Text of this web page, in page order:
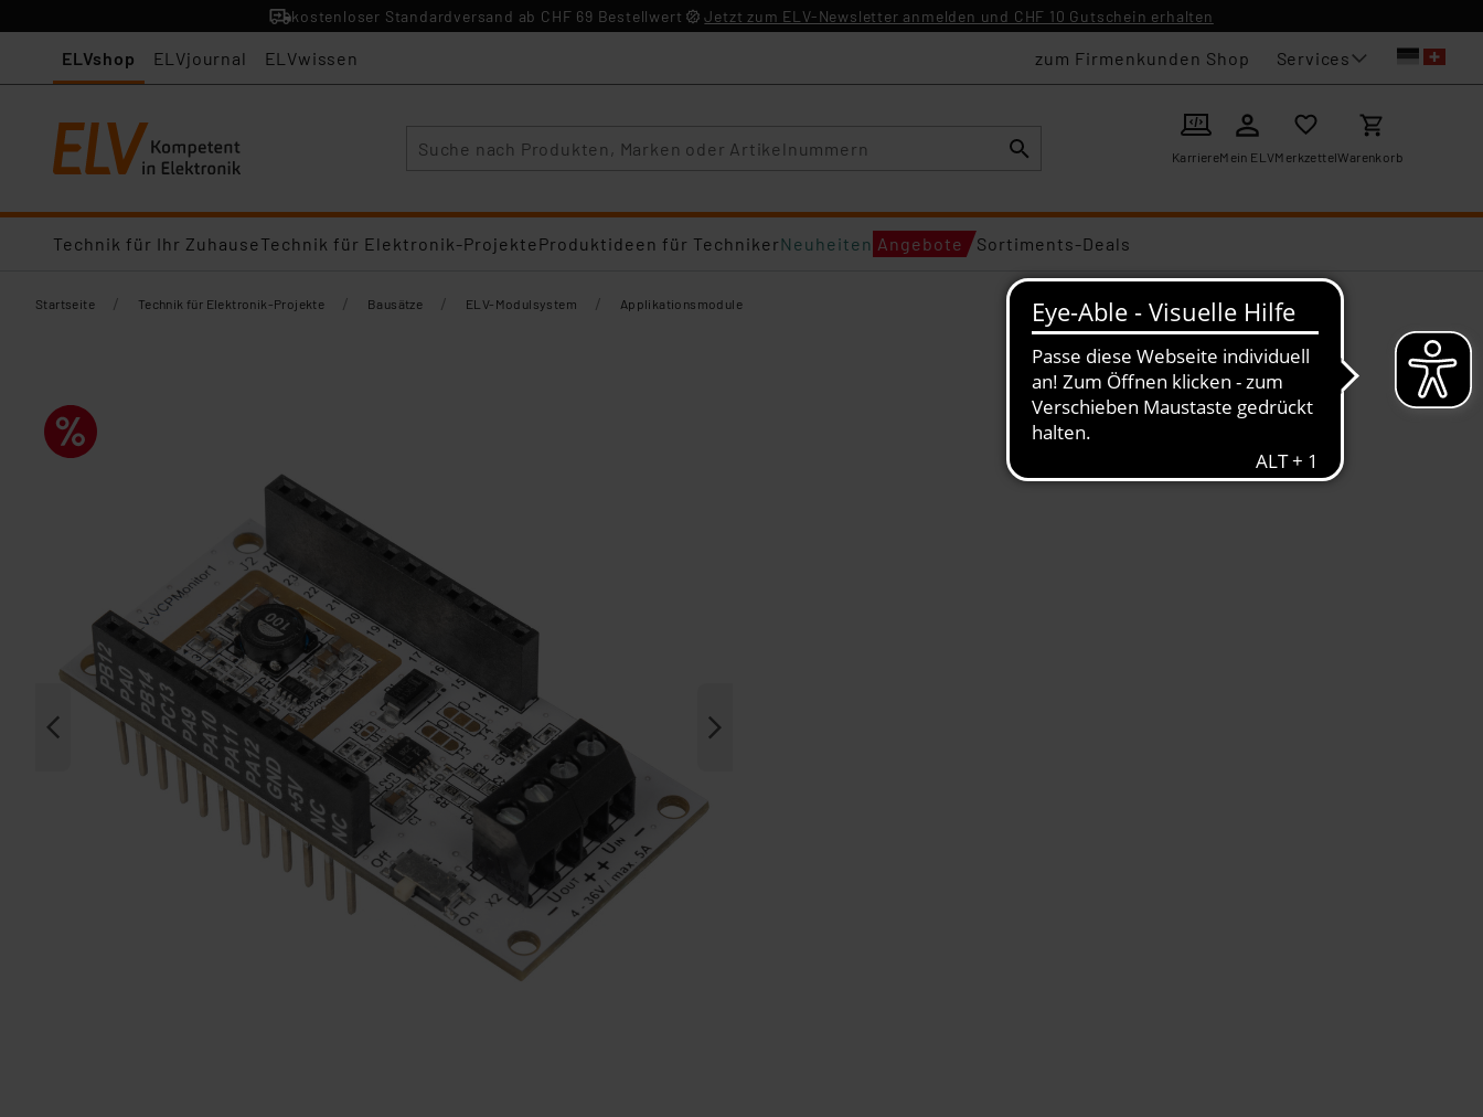
kostenloser Standardversand ab CHF 69 Bestellwert Jetzt zum ELV-Newsletter anmelden und CHF 10 Gutschein erhalten
ELVshop ELVjournal ELVwissen zum Firmenkunden Shop Services
KarriereMein ELVMerkzettelWarenkorb
Technik für Ihr ZuhauseTechnik für Elektronik-ProjekteProduktideen für TechnikerNeuheiten Angebote Sortiments-Deals
Startseite / Technik für Elektronik-Projekte / Bausätze / ELV-Modulsystem / Applikationsmodule